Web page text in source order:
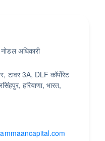
अधिकारी
टावर 3A, DLF कॉर्पोरेट
हरियाणा, भारत,